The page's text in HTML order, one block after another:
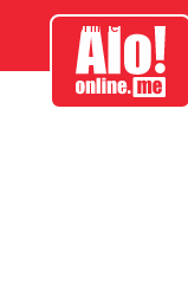
aloonline.me